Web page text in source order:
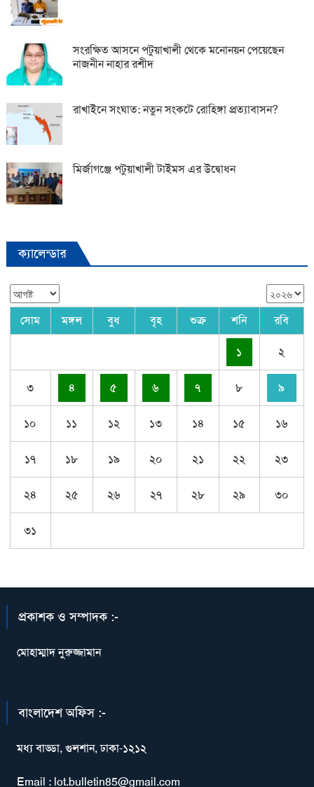
সংরক্ষিত আসনে পটুয়াখালী থেকে মনোনয়ন পেয়েছেন
নাজনীন নাহার রশীদ
রাখাইনে সংঘাত: নতুন সংকটে রোহিঙ্গা প্রত্যাবাসন?
মির্জাগঞ্জে পটুয়াখালী টাইমস এর উদ্বোধন
ক্যালেন্ডার
সোম মঙ্গল বুধ বৃহ শুক্র শনি রবি
১ ২
৩ ৪ ৫ ৬ ৭ ৮ ৯
১০ ১১ ১২ ১৩ ১৪ ১৫ ১৬
১৭ ১৮ ১৯ ২০ ২১ ২২ ২৩
২৪ ২৫ ২৬ ২৭ ২৮ ২৯ ৩০
৩১
প্রকাশক ও সম্পাদক :-
মোহাম্মাদ নুরুজ্জামান
বাংলাদেশ অফিস :-
মধ্য বাড্ডা, গুলশান, ঢাকা-১২১২
Email : lot.bulletin85@gmail.com